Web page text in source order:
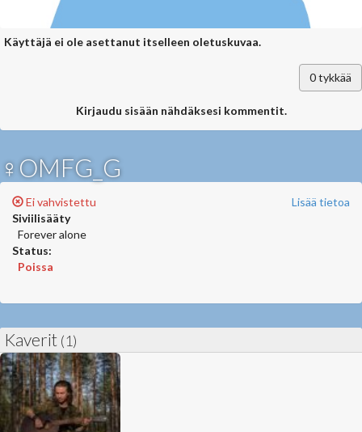
Käyttäjä ei ole asettanut itselleen oletuskuvaa.
0tykkää
Kirjaudu sisään nähdäksesi kommentit.
♀OMFG_G
Lisää tietoa
Ei vahvistettu
Siviilisääty
Forever alone
Status:
Poissa
Kaverit (1)